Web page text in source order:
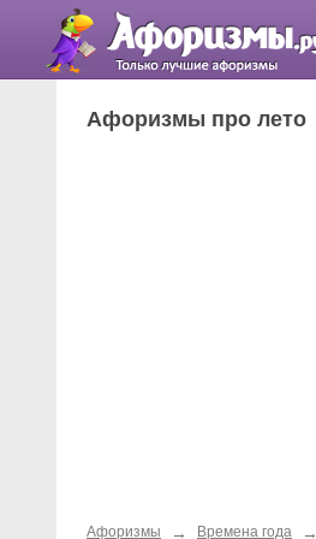
Афоризмы про лето
Афоризмы → Времена года →